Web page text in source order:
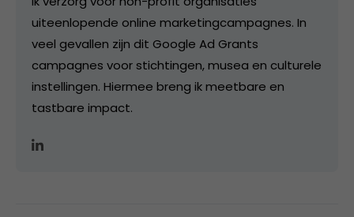
uiteenlopende online marketingcampagnes. In
veel gevallen zijn dit Google Ad Grants
campagnes voor stichtingen, musea en culturele
instellingen. Hiermee breng ik meetbare en
tastbare impact.